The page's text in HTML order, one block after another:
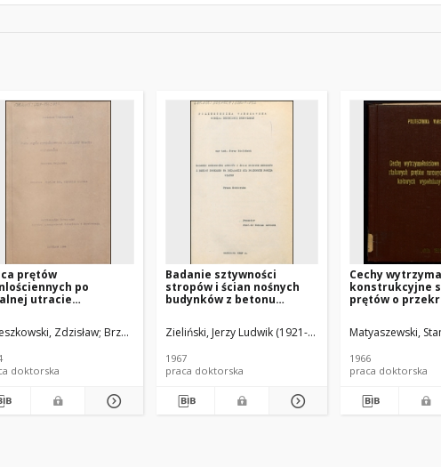
Zbigniew Stanisław (1916-1987). Promotor
prętów
po
utracie
Zdzisław Brzoska, Zbigniew Stanisław (1916-1987). Promotor
doktorska
Badanie sztywności
stropów i ścian nośnych
budynków z betonu
poziomych parcia wiatru :
rozprawa doktorska
Zieliński, Jerzy Ludwik (1921-1991) Lewicki, Bohdan
1967
praca doktorska
Cechy
konstrukcyjne
prętów o
betonem : praca
doktorska
Matyaszewski,
1966
praca doktorska